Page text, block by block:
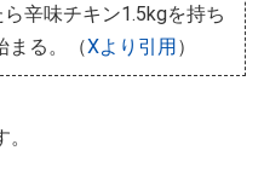
辛味チキン1.5kgを持ち
まる。（Xより引用）